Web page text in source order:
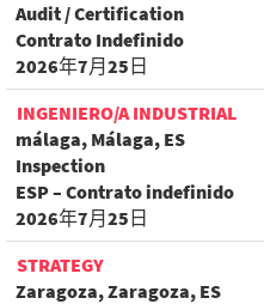
Audit / Certification
Contrato Indefinido
2026年7月25日
INGENIERO/A INDUSTRIAL
málaga, Málaga, ES
Inspection
ESP – Contrato indefinido
2026年7月25日
STRATEGY
Zaragoza, Zaragoza, ES